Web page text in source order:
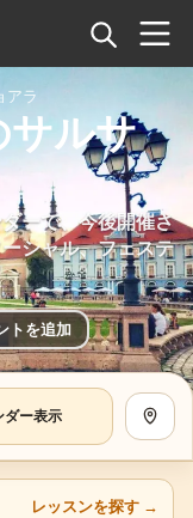
アラ
ルサ
ーで、今後開催さ
シャル、フェステ
トを追加
ダー表示 地図
レッスンを探す →